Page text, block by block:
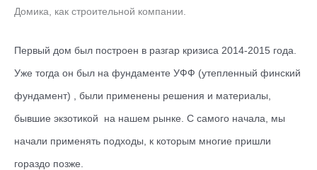
Домика, как строительной компании.
Первый дом был построен в разгар кризиса 2014-2015 года.
Уже тогда он был на фундаменте УФФ (утепленный финский
фундамент) , были применены решения и материалы,
бывшие экзотикой на нашем рынке. С самого начала, мы
начали применять подходы, к которым многие пришли
гораздо позже.